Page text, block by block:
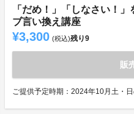
「だめ！」「しなさい！
ブ言い換え講座
¥3,300 (税込)残り9
販
ご提供予定時期：2024年10月土・